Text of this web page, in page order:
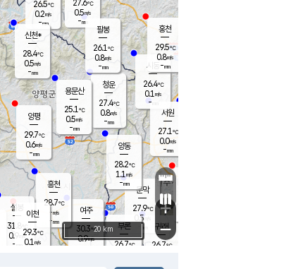
문막
27.9℃
0.5m/s
mm
26.5℃
0.2m/s
-mm
부론
26.7℃
27.6℃
0.5m/s
-mm
청운
27.4℃
0.8m/s
-mm
팔봉
26.1℃
0.8m/s
-mm
여주
30.3℃
0.9m/s
양동
28.2℃
1.1m/s
-mm
신천*
28.4℃
0.5m/s
-mm
흥천
28.7℃
-m/s
-mm
설봉
31.8
0.9 m/s
- mm
시동
26.4℃
0.1 m/s
- mm
귀래
26.7℃
서원
27.1℃
0.0m/s
-mm
용문산
25.1℃
0.5m/s
-mm
홍천
29.5℃
0.8m/s
-mm
이천
29.3℃
0.1 m/s
양평
29.7℃
0.6m/s
-mm
+
−
20 km